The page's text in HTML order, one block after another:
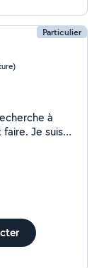
Particulier
à
Je suis